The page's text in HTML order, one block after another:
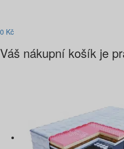
0 Kč
Váš nákupní košík je